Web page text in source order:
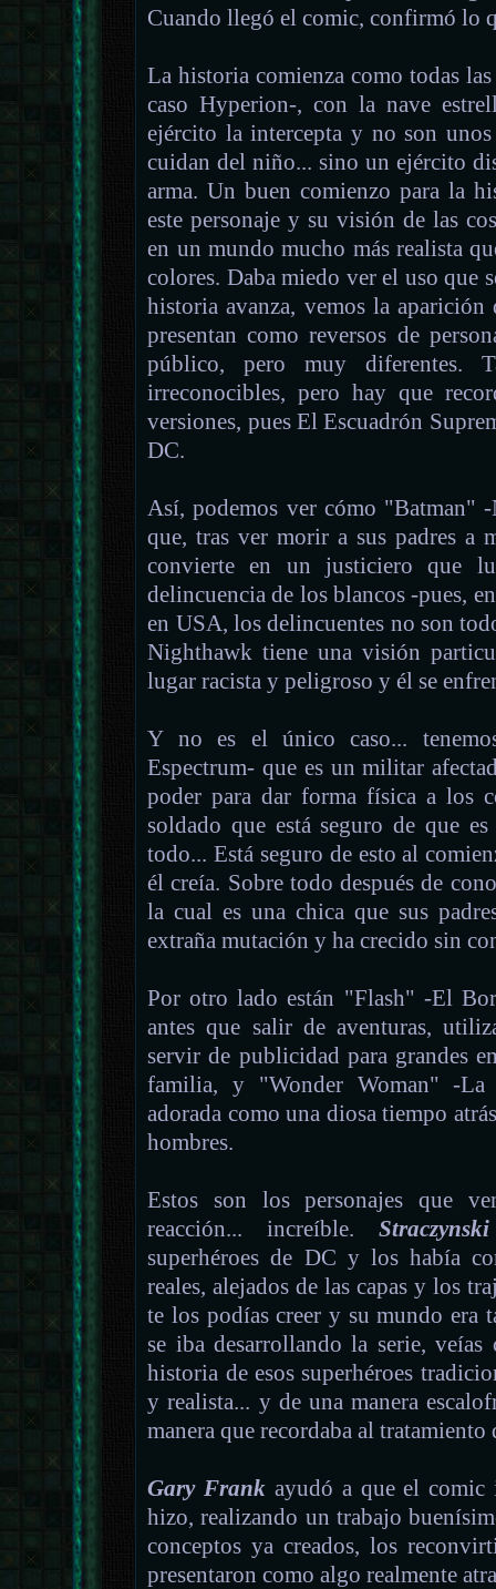
Cuando llegó el comic, confirmó lo
La historia comienza como todas
caso Hyperion-, con la nave
ejército la intercepta y no son
cuidan del niño... sino un ejército
arma. Un buen comienzo para la
este personaje y su visión de las
en un mundo mucho más realista
colores. Daba miedo ver el uso que
historia avanza, vemos la aparición
presentan como reversos de
público, pero muy diferentes.
irreconocibles, pero hay que
versiones, pues El Escuadrón
DC.
Así, podemos ver cómo "Batman"
que, tras ver morir a sus padres a
convierte en un justiciero que
delincuencia de los blancos -pues,
en USA, los delincuentes no son
Nighthawk tiene una visión
lugar racista y peligroso y él se
Y no es el único caso...
Espectrum- que es un militar
poder para dar forma física a los
soldado que está seguro de que
todo... Está seguro de esto al
él creía. Sobre todo después de
la cual es una chica que sus
extraña mutación y ha crecido sin
Por otro lado están "Flash" -El
antes que salir de aventuras,
servir de publicidad para grandes
familia, y "Wonder Woman" -La
adorada como una diosa tiempo
hombres.
Estos son los personajes que
reacción... increíble.Straczynski
superhéroes de DC y los había
reales, alejados de las capas y los
te los podías creer y su mundo era
se iba desarrollando la serie,
historia de esos superhéroes
y realista... y de una manera
manera que recordaba al
Gary Frank ayudó a que el comic
hizo, realizando un trabajo
conceptos ya creados, los
presentaron como algo realmente